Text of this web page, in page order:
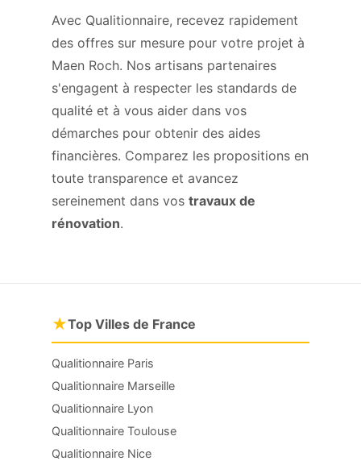
Avec Qualitionnaire, recevez rapidement
des offres sur mesure pour votre projet à
Maen Roch. Nos artisans partenaires
s'engagent à respecter les standards de
qualité et à vous aider dans vos
démarches pour obtenir des aides
financières. Comparez les propositions en
toute transparence et avancez
sereinement dans vos travaux de
rénovation.
★Top Villes de France
Qualitionnaire Paris
Qualitionnaire Marseille
Qualitionnaire Lyon
Qualitionnaire Toulouse
Qualitionnaire Nice